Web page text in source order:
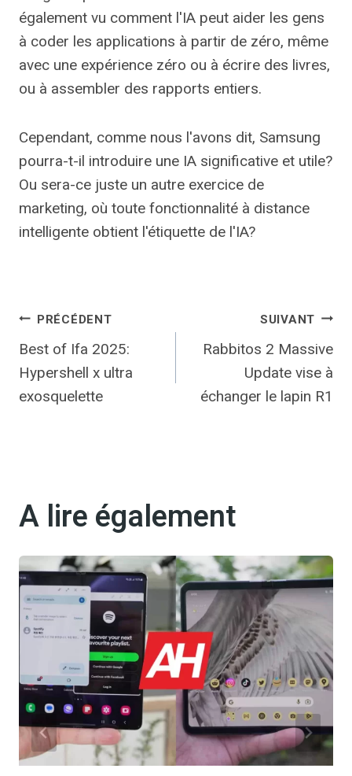
également vu comment l'IA peut aider les gens
à coder les applications à partir de zéro, même
avec une expérience zéro ou à écrire des livres,
ou à assembler des rapports entiers.
Cependant, comme nous l'avons dit, Samsung
pourra-t-il introduire une IA significative et utile?
Ou sera-ce juste un autre exercice de
marketing, où toute fonctionnalité à distance
intelligente obtient l'étiquette de l'IA?
Navigation
de
l’article
PRÉCÉDENT
Best of Ifa 2025:
Hypershell x ultra
exosquelette
SUIVANT
Rabbitos 2 Massive
Update vise à
échanger le lapin R1
A lire également